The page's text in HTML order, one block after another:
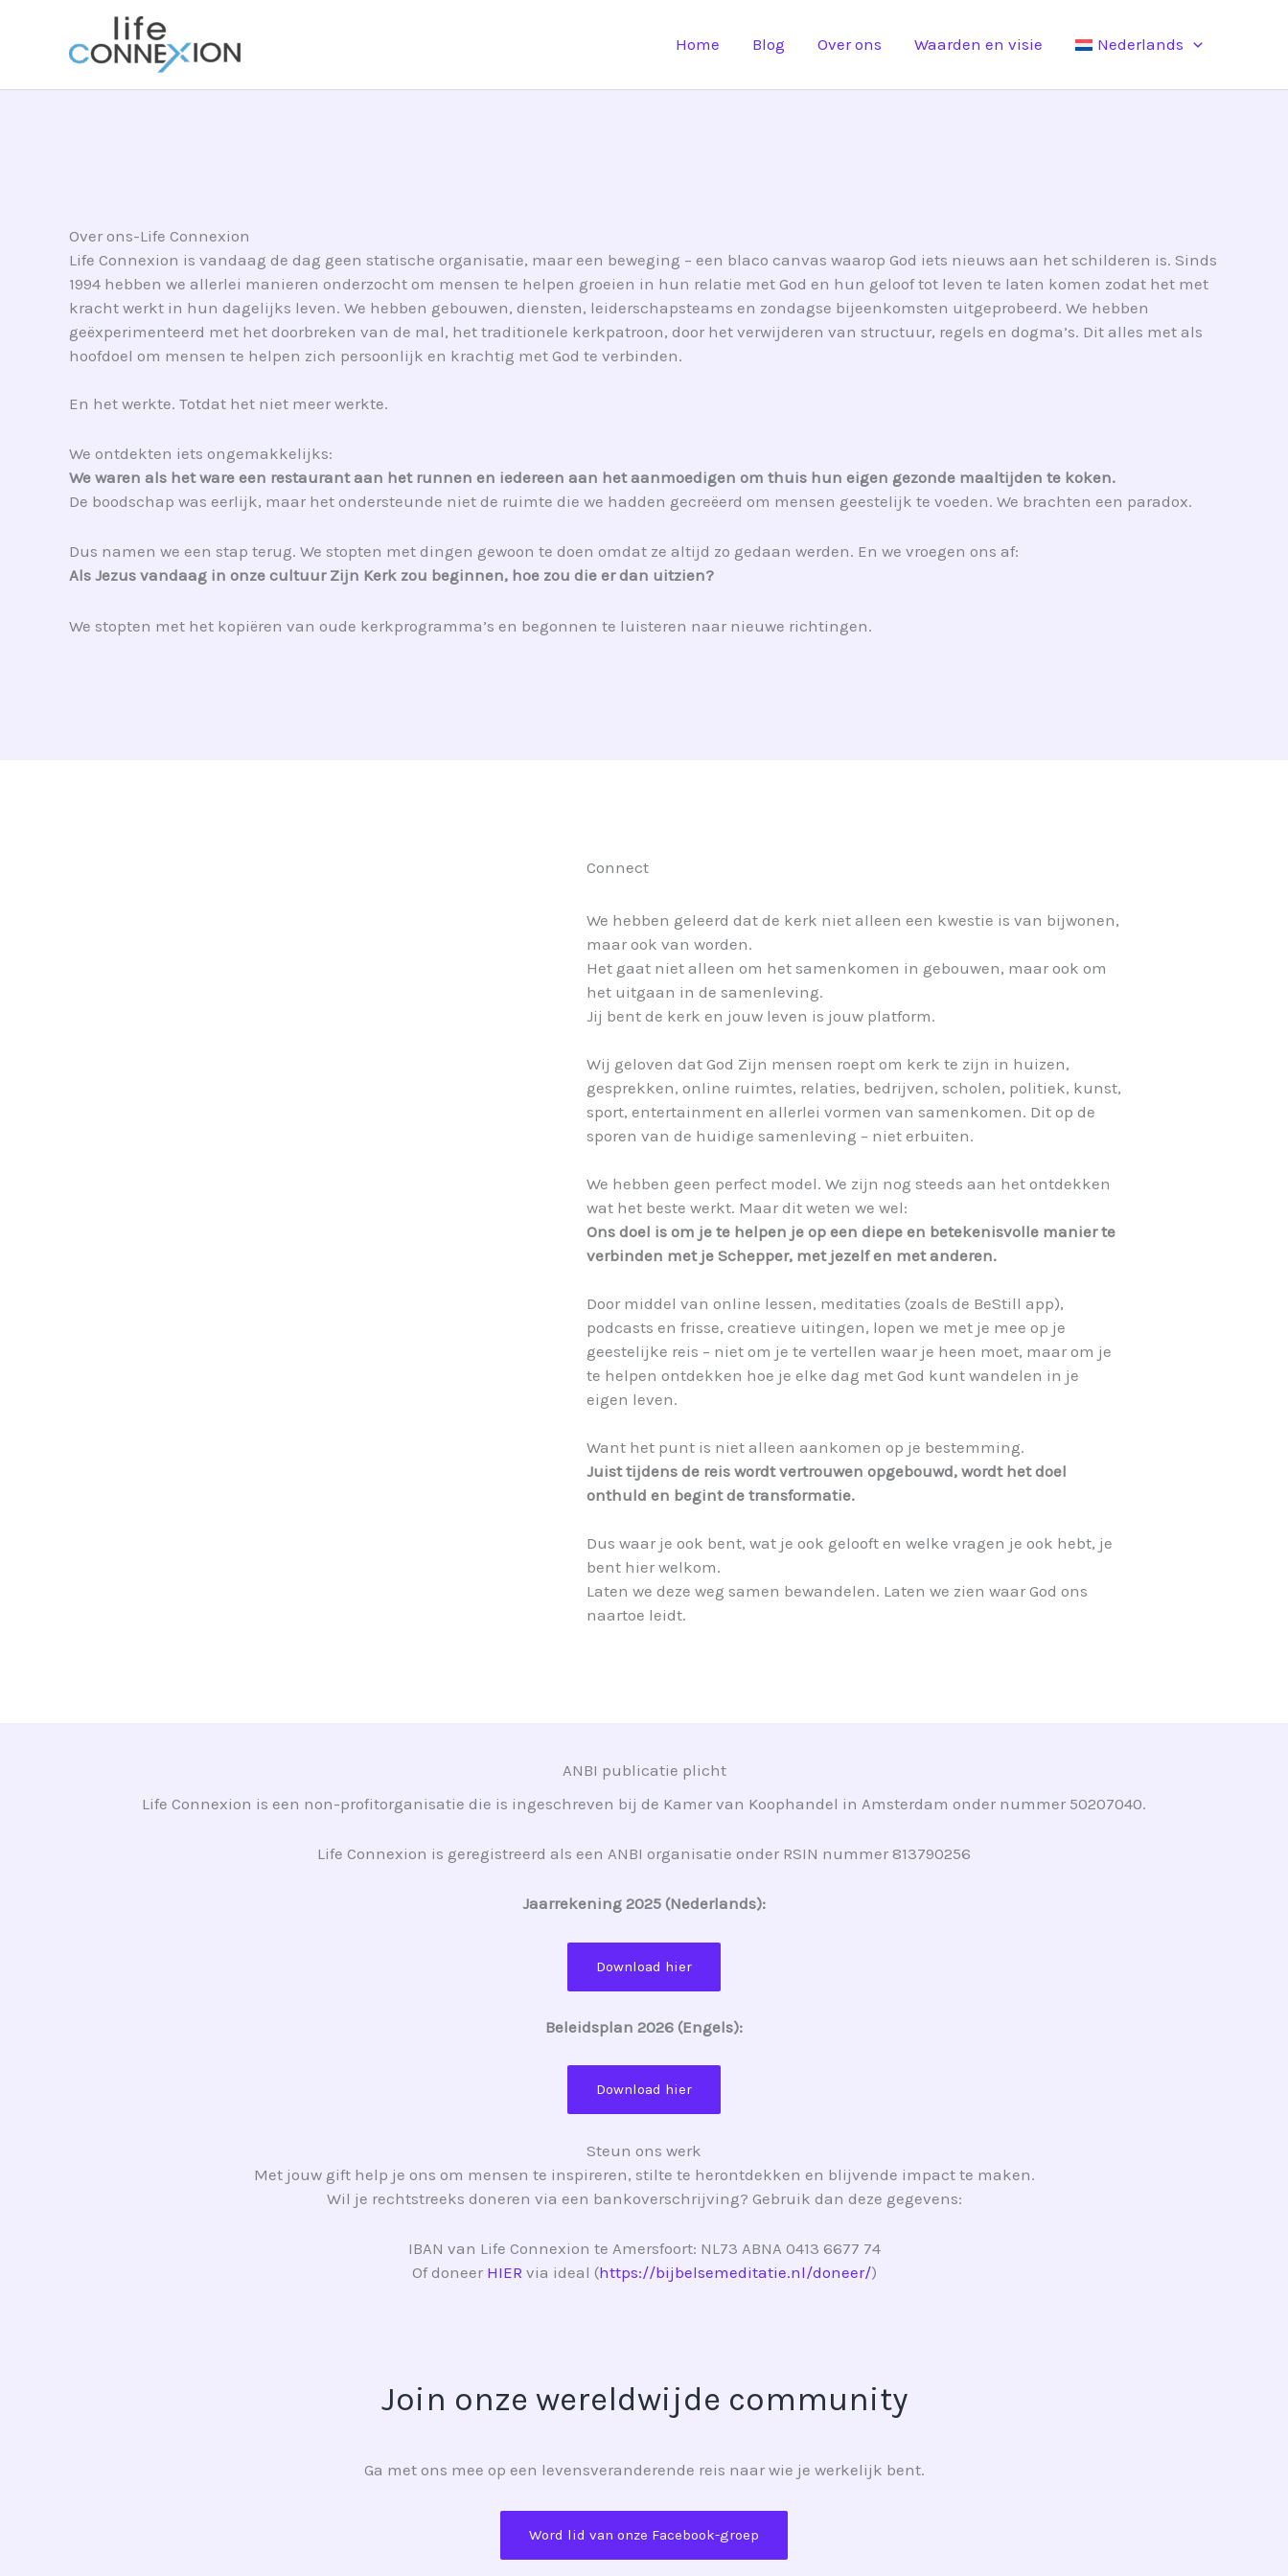
Home Blog Over ons Waarden en visie Nederlands
Over ons-Life Connexion
Life Connexion is vandaag de dag geen statische organisatie, maar een beweging – een blaco canvas waarop God iets nieuws aan het schilderen is. Sinds
1994 hebben we allerlei manieren onderzocht om mensen te helpen groeien in hun relatie met God en hun geloof tot leven te laten komen zodat het met
kracht werkt in hun dagelijks leven. We hebben gebouwen, diensten, leiderschapsteams en zondagse bijeenkomsten uitgeprobeerd. We hebben
geëxperimenteerd met het doorbreken van de mal, het traditionele kerkpatroon, door het verwijderen van structuur, regels en dogma’s. Dit alles met als
hoofdoel om mensen te helpen zich persoonlijk en krachtig met God te verbinden.
En het werkte. Totdat het niet meer werkte.
We ontdekten iets ongemakkelijks:
We waren als het ware een restaurant aan het runnen en iedereen aan het aanmoedigen om thuis hun eigen gezonde maaltijden te koken.
De boodschap was eerlijk, maar het ondersteunde niet de ruimte die we hadden gecreëerd om mensen geestelijk te voeden. We brachten een paradox.
Dus namen we een stap terug. We stopten met dingen gewoon te doen omdat ze altijd zo gedaan werden. En we vroegen ons af:
Als Jezus vandaag in onze cultuur Zijn Kerk zou beginnen, hoe zou die er dan uitzien?
We stopten met het kopiëren van oude kerkprogramma’s en begonnen te luisteren naar nieuwe richtingen.
Connect
We hebben geleerd dat de kerk niet alleen een kwestie is van bijwonen,
maar ook van worden.
Het gaat niet alleen om het samenkomen in gebouwen, maar ook om
het uitgaan in de samenleving.
Jij bent de kerk en jouw leven is jouw platform.
Wij geloven dat God Zijn mensen roept om kerk te zijn in huizen,
gesprekken, online ruimtes, relaties, bedrijven, scholen, politiek, kunst,
sport, entertainment en allerlei vormen van samenkomen. Dit op de
sporen van de huidige samenleving – niet erbuiten.
We hebben geen perfect model. We zijn nog steeds aan het ontdekken
wat het beste werkt. Maar dit weten we wel:
Ons doel is om je te helpen je op een diepe en betekenisvolle manier te
verbinden met je Schepper, met jezelf en met anderen.
Door middel van online lessen, meditaties (zoals de BeStill app),
podcasts en frisse, creatieve uitingen, lopen we met je mee op je
geestelijke reis – niet om je te vertellen waar je heen moet, maar om je
te helpen ontdekken hoe je elke dag met God kunt wandelen in je
eigen leven.
Want het punt is niet alleen aankomen op je bestemming.
Juist tijdens de reis wordt vertrouwen opgebouwd, wordt het doel
onthuld en begint de transformatie.
Dus waar je ook bent, wat je ook gelooft en welke vragen je ook hebt, je
bent hier welkom.
Laten we deze weg samen bewandelen. Laten we zien waar God ons
naartoe leidt.
ANBI publicatie plicht
Life Connexion is een non-profitorganisatie die is ingeschreven bij de Kamer van Koophandel in Amsterdam onder nummer 50207040.
Life Connexion is geregistreerd als een ANBI organisatie onder RSIN nummer 813790256
Jaarrekening 2025 (Nederlands):
Download hier
Beleidsplan 2026 (Engels):
Download hier
Steun ons werk
Met jouw gift help je ons om mensen te inspireren, stilte te herontdekken en blijvende impact te maken.
Wil je rechtstreeks doneren via een bankoverschrijving? Gebruik dan deze gegevens:
IBAN van Life Connexion te Amersfoort: NL73 ABNA 0413 6677 74
Of doneer HIER via ideal (https://bijbelsemeditatie.nl/doneer/)
Join onze wereldwijde community
Ga met ons mee op een levensveranderende reis naar wie je werkelijk bent.
Word lid van onze Facebook-groep